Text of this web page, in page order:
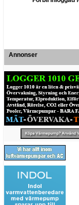
Annonser